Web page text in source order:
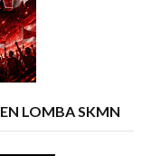
LOMBA SKMN